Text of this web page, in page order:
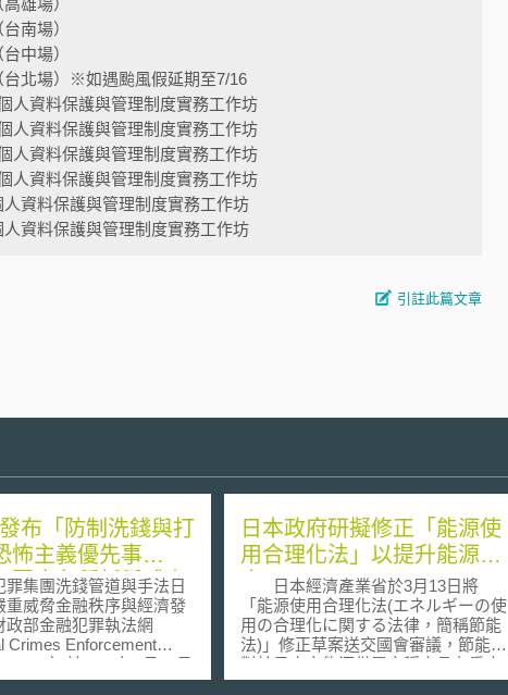
南場）
中場）
北場）※如遇颱風假延期至7/16
人資料保護與管理制度實務工作坊
人資料保護與管理制度實務工作坊
人資料保護與管理制度實務工作坊
人資料保護與管理制度實務工作坊
資料保護與管理制度實務工作坊
資料保護與管理制度實務工作坊
引註此篇文章
布「防制洗錢與打
怖主義優先事
因應各種新興威脅
集團洗錢管道與手法日
重威脅金融秩序與經濟發
政部金融犯罪執法網
Crimes Enforcement
）於2021年6月30日
錢與打擊資助恐怖主義
日本政府研擬修正「能源使
用合理化法」以提升能源效
日本經濟產業省於3月13日將
「能源使用合理化法(エネルギーの使
用の合理化に関する法律，簡稱節能
法)」修正草案送交國會審議，節能法
對於日本之能源供需之穩定具有重大
貢獻，也是永續發展之必要法制，由